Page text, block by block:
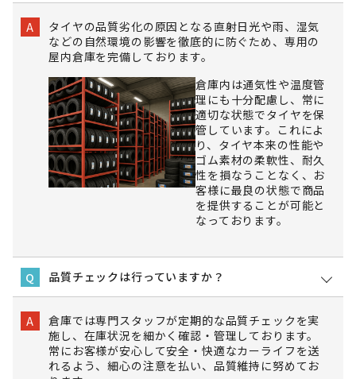
A
タイヤの品質劣化の原因となる直射日光や雨、湿気
などの自然環境の影響を徹底的に防ぐため、専用の
屋内倉庫を完備しております。
倉庫内は通気性や温度管
理にも十分配慮し、常に
適切な状態でタイヤを保
管しています。これによ
り、タイヤ本来の性能や
ゴム素材の柔軟性、耐久
性を損なうことなく、お
客様に最良の状態で商品
を提供することが可能と
なっております。
Q 品質チェックは行っていますか？
A
倉庫では専門スタッフが定期的な品質チェックを実
施し、在庫状況を細かく確認・管理しております。
常にお客様が安心して安全・快適なカーライフを送
れるよう、細心の注意を払い、品質維持に努めてお